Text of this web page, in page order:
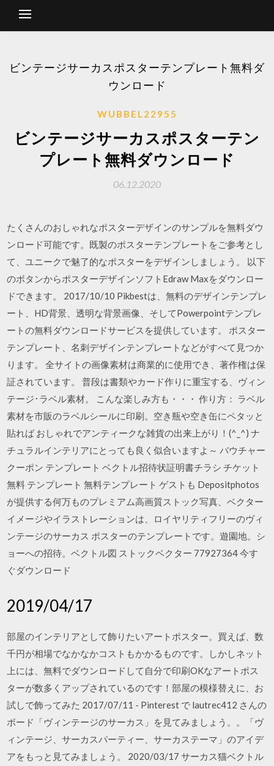
ビンテージサーカスポスターテンプレート無料ダ
ウンロード
WUBBEL22955
ビンテージサーカスポスターテン
プレート無料ダウンロード
06.12.2020
たくさんのおしゃれなポスターデザインのサンプルを無料ダウ
ンロード可能です。既製のポスターテンプレートをご参考とし
て、ユニークで魅了的なポスターをデザインしましょう。 以下
のボタンからポスターデザインソフトEdraw Maxをダウンロー
ドできます。 2017/10/10 Pikbestは、無料のデザインテンプレ
ート、HD背景、透明な背景画像、そしてPowerpointテンプレ
ートの無料ダウンロードサービスを提供しています。 ポスター
テンプレート、名刺デザインテンプレートなどがすべて見つか
ります。 全サイトの画像素材は商業的に使用でき、著作権は保
証されています。 普段は書類やカード作りに重宝する、ヴィン
テージ･ラベル素材。 こんな楽しみ方も・・・ 作り方： ラベル
素材を市販のラベルシールに印刷。空き瓶や空き缶にペタッと
貼れば おしゃれでアンティークな雑貨の出来上がり！(^_^) ナ
チュラルインテリアにとっても良く似合いますよ～ バウチャー
クーポン テンプレート ベクトル招待状証明書チラシ チケット
無料 テンプレート 無料テンプレート ゲストも Depositphotos
が提供する何万ものプレミアム高画質ストック写真、ベクター
イメージやイラストレーションは、ロイヤリティフリーのヴィ
ンテージのサーカス ポスターのテンプレートです。遊園地。シ
ョーへの招待。ベクトル図 ストックベクター 77927364 今す
ぐダウンロード
2019/04/17
部屋のインテリアとして飾りたいアートポスター。買えば、数
千円が相場でなかなかコストもかかるものです。しかしネット
上には、無料でダウンロードして自分で印刷OKなアートポス
ターが数多くアップされているのです！部屋の模様替えに、お
試しで飾ってみた 2017/07/11 - Pinterest で lautrec412 さんの
ボード「ヴィンテージのサーカス」を見てみましょう。。「ヴ
ィンテージ、サーカスパーティー、サーカステーマ」のアイデ
アをもっと見てみましょう。 2020/03/17 サーカス猫ベクトル